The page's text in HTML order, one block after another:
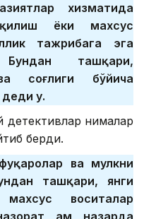
хизматида
қилиш ёки махсус
тажрибага эга
ташқари,
соғлиги бўйича
у.
детективлар нималар
берди.
ва мулкни
ташқари, янги
махсус воситалар